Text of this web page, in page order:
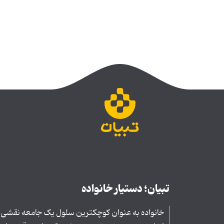
تبیان؛ دستیار خانواده
خانواده به عنوان کوچکترین سلول یک جامعه نقشی